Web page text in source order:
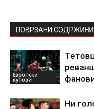
ПОВРЗАНИ СОДРЖИНИ
Европски
купови
Ни